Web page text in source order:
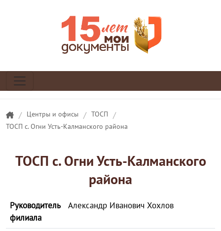
/ Центры и офисы / ТОСП /
ТОСП с. Огни Усть-Калманского района
ТОСП с. Огни Усть-Калманского
района
Руководитель
филиала
Александр Иванович Хохлов